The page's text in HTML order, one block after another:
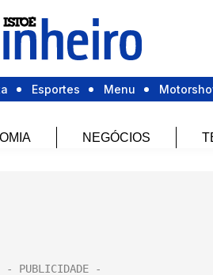
Esportes Menu
NEGÓCIOS